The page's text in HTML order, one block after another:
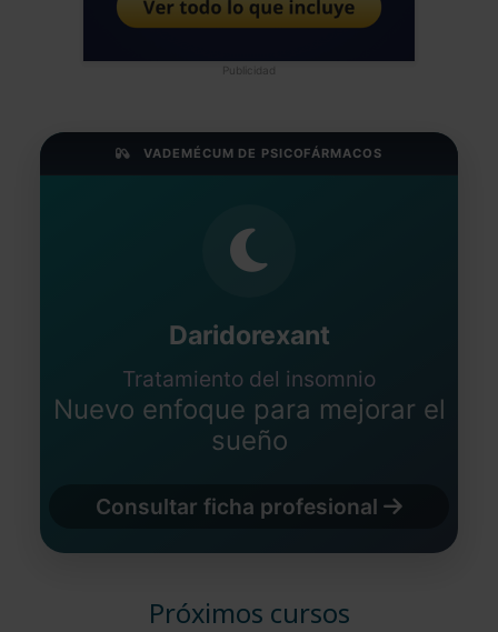
Publicidad
VADEMÉCUM DE PSICOFÁRMACOS
Daridorexant
Tratamiento del insomnio
Nuevo enfoque para mejorar el
sueño
Consultar ficha profesional
Próximos cursos